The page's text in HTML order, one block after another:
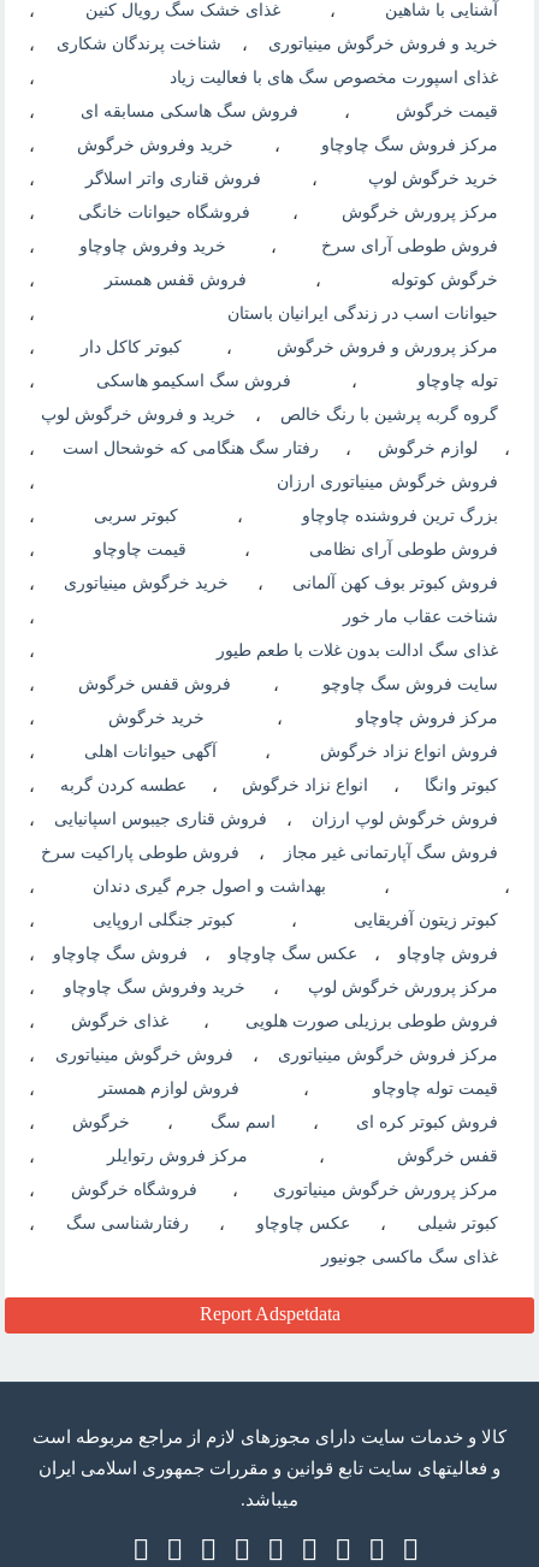
آشنایی با شاهین ، غذای خشک سگ رویال کنین ،
خرید و فروش خرگوش مینیاتوری ، شناخت پرندگان شکاری ،
غذای اسپورت مخصوص سگ های با فعالیت زیاد ،
قیمت خرگوش ، فروش سگ هاسکی مسابقه ای ،
مرکز فروش سگ چاوچاو ، خرید وفروش خرگوش ،
خرید خرگوش لوپ ، فروش قناری واتر اسلاگر ،
مرکز پرورش خرگوش ، فروشگاه حیوانات خانگی ،
فروش طوطی آرای سرخ ، خرید وفروش چاوچاو ،
خرگوش کوتوله ، فروش قفس همستر ،
حیوانات اسب در زندگی ایرانیان باستان ،
مرکز پرورش و فروش خرگوش ، کبوتر کاکل دار ،
توله چاوچاو ، فروش سگ اسکیمو هاسکی ،
گروه گربه پرشین با رنگ خالص ، خرید و فروش خرگوش لوپ
، لوازم خرگوش ، رفتار سگ هنگامی که خوشحال است ،
فروش خرگوش مینیاتوری ارزان ،
بزرگ ترین فروشنده چاوچاو ، کبوتر سربی ،
فروش طوطی آرای نظامی ، قیمت چاوچاو ،
فروش کبوتر بوف کهن آلمانی ، خرید خرگوش مینیاتوری ،
شناخت عقاب مار خور ،
غذای سگ ادالت بدون غلات با طعم طیور ،
سایت فروش سگ چاوچو ، فروش قفس خرگوش ،
مرکز فروش چاوچاو ، خرید خرگوش ،
فروش انواع نزاد خرگوش ، آگهی حیوانات اهلی ،
کبوتر وانگا ، انواع نزاد خرگوش ، عطسه کردن گربه ،
فروش خرگوش لوپ ارزان ، فروش قناری جیبوس اسپانیایی ،
فروش سگ آپارتمانی غیر مجاز ، فروش طوطی پاراکیت سرخ
، ، بهداشت و اصول جرم گیری دندان ،
کبوتر زیتون آفریقایی ، کبوتر جنگلی اروپایی ،
فروش چاوچاو ، عکس سگ چاوچاو ، فروش سگ چاوچاو ،
مرکز پرورش خرگوش لوپ ، خرید وفروش سگ چاوچاو ،
فروش طوطی برزیلی صورت هلویی ، غذای خرگوش ،
مرکز فروش خرگوش مینیاتوری ، فروش خرگوش مینیاتوری ،
قیمت توله چاوچاو ، فروش لوازم همستر ،
فروش کبوتر کره ای ، اسم سگ ، خرگوش ،
قفس خرگوش ، مرکز فروش رتوایلر ،
مرکز پرورش خرگوش مینیاتوری ، فروشگاه خرگوش ،
کبوتر شیلی ، عکس چاوچاو ، رفتارشناسی سگ ،
غذای سگ ماکسی جونیور
Report Adspetdata
كالا و خدمات سایت دارای مجوزهای لازم از مراجع مربوطه است
و فعاليتهای سايت تابع قوانين و مقررات جمهوری اسلامی ايران
میباشد.
Aparat
Youtube
Linkedin
Instagram
Facebook
Google
Twitter
Telegram